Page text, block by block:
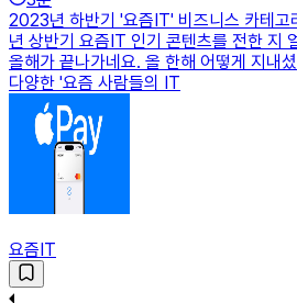
2023년 하반기 '요즘IT' 비즈니스 카테
년 상반기 요즘IT 인기 콘텐츠를 전한 지
올해가 끝나가네요. 올 한해 어떻게 지내
다양한 '요즘 사람들의 IT
요즘IT